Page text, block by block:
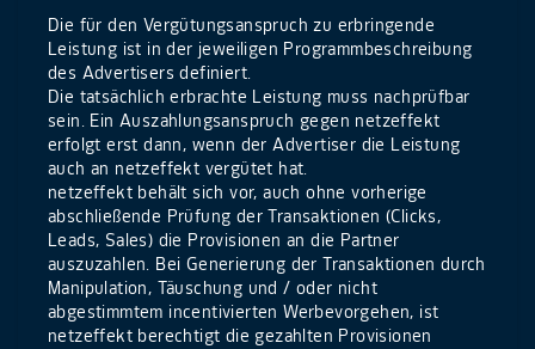
Die für den Vergütungsanspruch zu erbringende
Leistung ist in der jeweiligen Programmbeschreibung
des Advertisers definiert.
Die tatsächlich erbrachte Leistung muss nachprüfbar
sein. Ein Auszahlungsanspruch gegen netzeffekt
erfolgt erst dann, wenn der Advertiser die Leistung
auch an netzeffekt vergütet hat.
netzeffekt behält sich vor, auch ohne vorherige
abschließende Prüfung der Transaktionen (Clicks,
Leads, Sales) die Provisionen an die Partner
auszuzahlen. Bei Generierung der Transaktionen durch
Manipulation, Täuschung und / oder nicht
abgestimmtem incentivierten Werbevorgehen, ist
netzeffekt berechtigt die gezahlten Provisionen